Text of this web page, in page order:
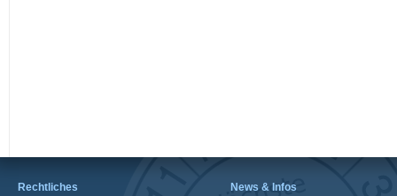
Rechtliches News & Infos